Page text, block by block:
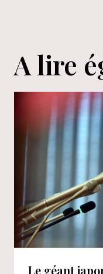
A lire
Le géant